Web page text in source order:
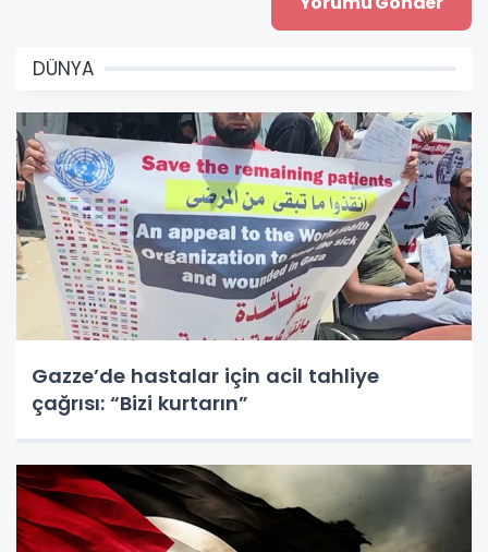
DÜNYA
Gazze’de hastalar için acil tahliye
çağrısı: “Bizi kurtarın”